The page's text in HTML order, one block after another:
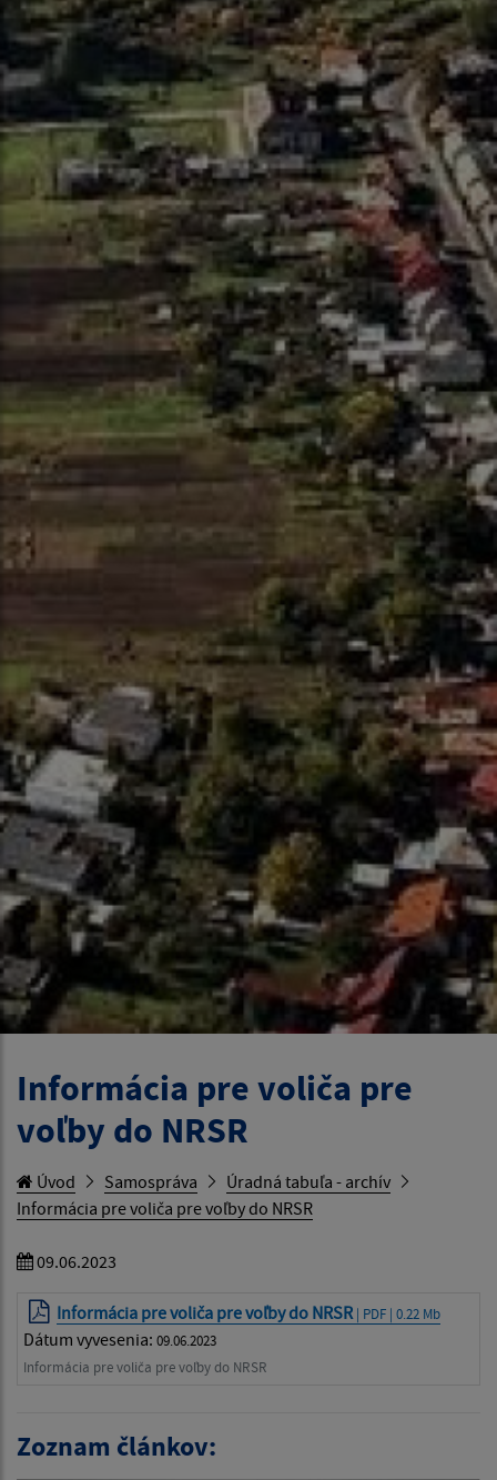
Informácia pre voliča pre
voľby do NRSR
Úvod Samospráva
Úradná tabuľa - archív
Informácia pre voliča pre voľby do NRSR
09.06.2023
Informácia pre voliča pre voľby do NRSR| PDF | 0.22 Mb
Dátum vyvesenia: 09.06.2023
Informácia pre voliča pre voľby do NRSR
Zoznam článkov: